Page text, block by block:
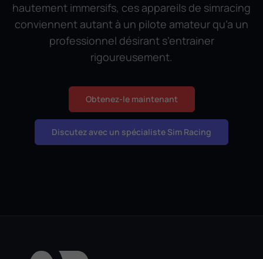
hautement immersifs, ces appareils de simracing
conviennent autant à un pilote amateur qu’a un
professionnel désirant s’entrainer
rigoureusement.
Obtenez-le maintenant
Discutez avec un spécialiste Sim Racing